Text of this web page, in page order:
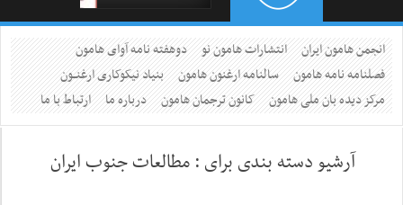
انجمن هامون ایران انتشارات هامون نو
دوهفته نامه آوای هامون
فصلنامه نامه هامون
سالنامه ارغنون هامون
بنیاد نیکوکاری ارغنــون
مرکز دیده بان ملی هامون
کانون ترجمان هامون درباره ما ارتباط با ما
آرشیو دسته بندی برای :مطالعات جنوب ایران